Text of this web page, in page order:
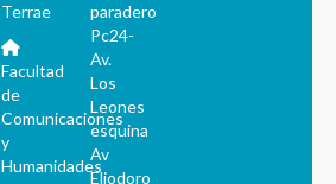
Terrae
Facultad
de
Comunicaciones
y
Humanidades
paradero
Pc24-
Av.
Los
Leones
esquina
Av
Eliodoro